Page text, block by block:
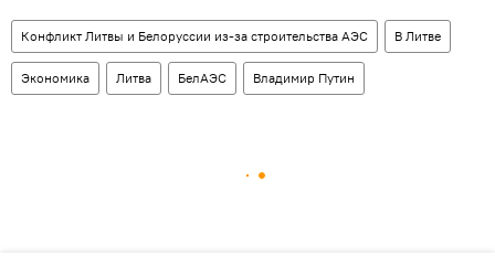
Конфликт Литвы и Белоруссии из-за строительства АЭС В Литве
Экономика Литва БелАЭС Владимир Путин